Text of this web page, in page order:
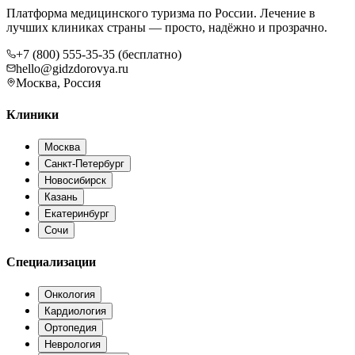
Платформа медицинского туризма по России. Лечение в
лучших клиниках страны — просто, надёжно и прозрачно.
+7 (800) 555-35-35 (бесплатно)
hello@gidzdorovya.ru
Москва, Россия
Клиники
Москва
Санкт-Петербург
Новосибирск
Казань
Екатеринбург
Сочи
Специализации
Онкология
Кардиология
Ортопедия
Неврология